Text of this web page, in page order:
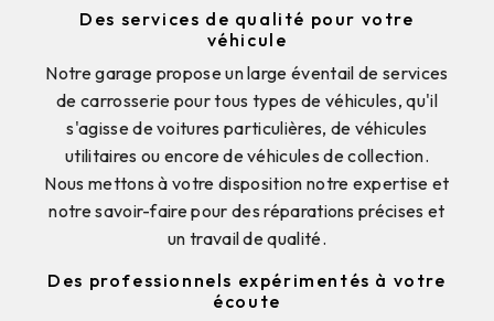
Des services de qualité pour votre
véhicule
Notre garage propose un large éventail de services
de carrosserie pour tous types de véhicules, qu'il
s'agisse de voitures particulières, de véhicules
utilitaires ou encore de véhicules de collection.
Nous mettons à votre disposition notre expertise et
notre savoir-faire pour des réparations précises et
un travail de qualité.
Des professionnels expérimentés à votre
écoute